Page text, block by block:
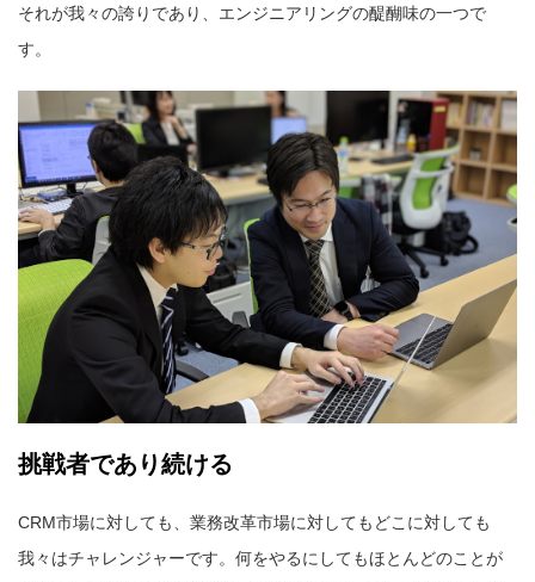
それが我々の誇りであり、エンジニアリングの醍醐味の一つで
す。
挑戦者であり続ける
CRM市場に対しても、業務改革市場に対してもどこに対しても
我々はチャレンジャーです。何をやるにしてもほとんどのことが